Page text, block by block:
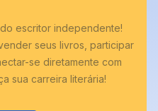
escritor independente!
seus livros, participar
se diretamente com
sua carreira literária!